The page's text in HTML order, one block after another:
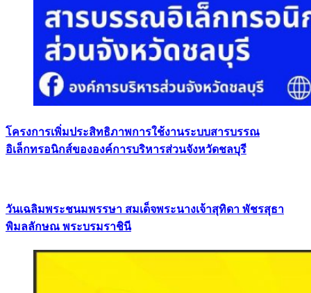
โครงการเพิ่มประสิทธิภาพการใช้งานระบบสารบรรณ
อิเล็กทรอนิกส์ขององค์การบริหารส่วนจังหวัดชลบุรี
วันเฉลิมพระชนมพรรษา สมเด็จพระนางเจ้าสุทิดา พัชรสุธา
พิมลลักษณ พระบรมราชินี